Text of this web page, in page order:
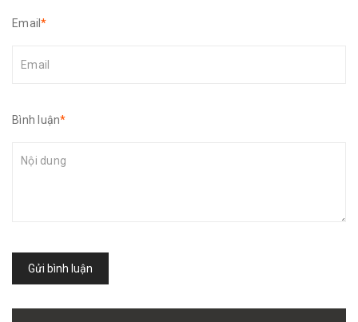
Email*
Bình luận*
Gửi bình luận